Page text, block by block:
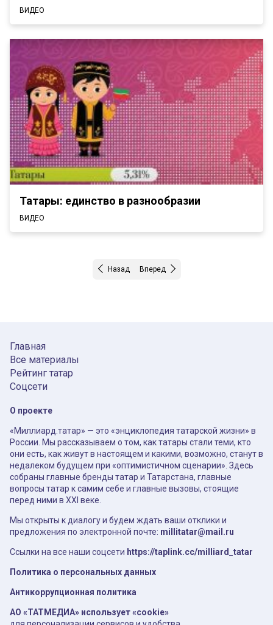
ВИДЕО
Татары: единство в разнообразии
ВИДЕО
Назад Вперед
Главная
Все материалы
Рейтинг татар
Соцсети
О проекте
«Миллиард.татар» — это «энциклопедия татарской жизни» в
России. Мы рассказываем о том, как татары стали теми, кто
они есть, как живут в настоящем и какими, возможно, станут в
недалеком будущем при «оптимистичном сценарии». Здесь
собраны главные бренды татар и Татарстана, главные
вопросы татар к самим себе и главные вызовы, стоящие
перед ними в XXI веке.
Мы открыты к диалогу и будем ждать ваши отклики и
предложения по электронной почте: millitatar@mail.ru
Ссылки на все наши соцсети https://taplink.cc/milliard_tatar
Политика о персональных данных
Антикоррупционная политика
АО «ТАТМЕДИА» использует «cookie»